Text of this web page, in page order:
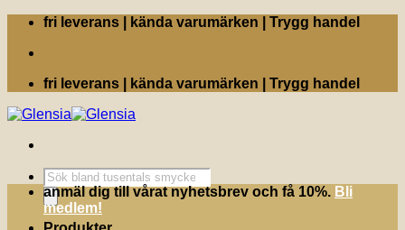
Skip
content
fri leverans | kända varumärken | Trygg handel
fri leverans | kända varumärken | Trygg handel
Produktsökning
anmäl dig till vårat nyhetsbrev och få 10%. Bli
medlem!